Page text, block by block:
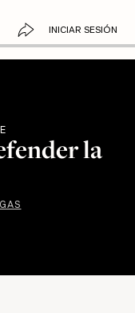
INICIAR SESIÓN
la